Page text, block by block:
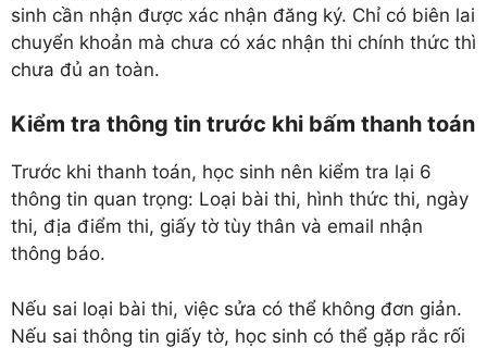
sinh cần nhận được xác nhận đăng ký. Chỉ có biên lai
chuyển khoản mà chưa có xác nhận thi chính thức thì
chưa đủ an toàn.
Kiểm tra thông tin trước khi bấm thanh toán
Trước khi thanh toán, học sinh nên kiểm tra lại 6
thông tin quan trọng: Loại bài thi, hình thức thi, ngày
thi, địa điểm thi, giấy tờ tùy thân và email nhận
thông báo.
Nếu sai loại bài thi, việc sửa có thể không đơn giản.
Nếu sai thông tin giấy tờ, học sinh có thể gặp rắc rối